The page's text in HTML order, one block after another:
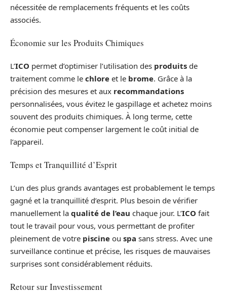
nécessitée de remplacements fréquents et les coûts
associés.
Économie sur les Produits Chimiques
L’ICO permet d’optimiser l’utilisation des produits de
traitement comme le chlore et le brome. Grâce à la
précision des mesures et aux recommandations
personnalisées, vous évitez le gaspillage et achetez moins
souvent des produits chimiques. À long terme, cette
économie peut compenser largement le coût initial de
l’appareil.
Temps et Tranquillité d’Esprit
L’un des plus grands avantages est probablement le temps
gagné et la tranquillité d’esprit. Plus besoin de vérifier
manuellement la qualité de l’eau chaque jour. L’ICO fait
tout le travail pour vous, vous permettant de profiter
pleinement de votre piscine ou spa sans stress. Avec une
surveillance continue et précise, les risques de mauvaises
surprises sont considérablement réduits.
Retour sur Investissement